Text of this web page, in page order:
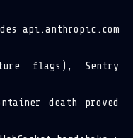
api.anthropic.com
flags), Sentry
death proved